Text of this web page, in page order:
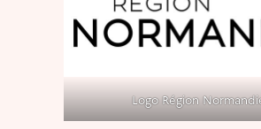
Logo Région